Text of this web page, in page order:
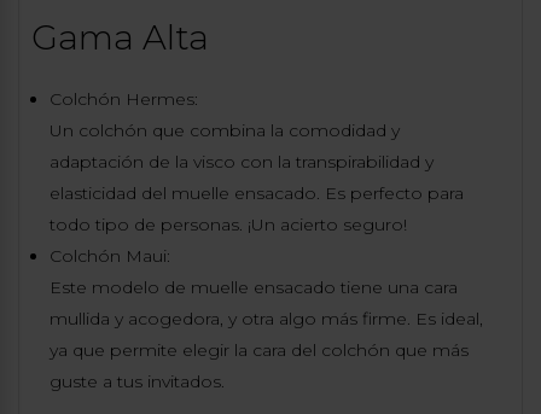
Gama Alta
Colchón Hermes:
Un colchón que combina la comodidad y
adaptación de la visco con la transpirabilidad y
elasticidad del muelle ensacado. Es perfecto para
todo tipo de personas. ¡Un acierto seguro!
Colchón Maui:
Este modelo de muelle ensacado tiene una cara
mullida y acogedora, y otra algo más firme. Es ideal,
ya que permite elegir la cara del colchón que más
guste a tus invitados.